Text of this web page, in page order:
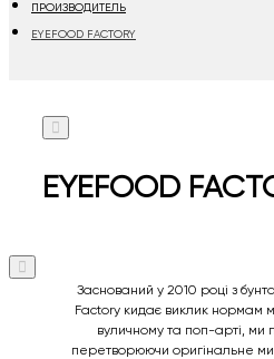
ПРОИЗВОДИТЕЛЬ
EYEFOOD FACTORY
EYEFOOD
Заснований у 2010 році з
Factory кидає виклик нормам
вуличному та поп-арті, ми
перетворюючи оригінальне